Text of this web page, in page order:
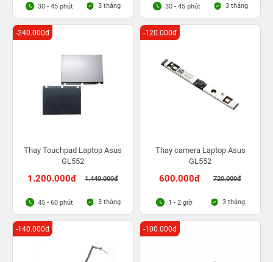
30 - 45 phút 3 tháng 30 - 45 phút 3 tháng
Thay Touchpad Laptop Asus
GL552
1.200.000đ 1.440.000đ
-240.000đ
45 - 60 phút 3 tháng
Thay camera Laptop Asus
GL552
600.000đ 720.000đ
-120.000đ
1 - 2 giờ 3 tháng
-140.000đ -100.000đ